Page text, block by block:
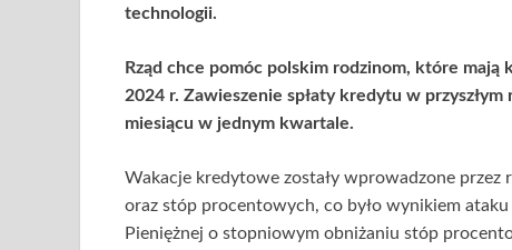
technologii.
Rząd chce pomóc polskim rodzinom, które
2024 r. Zawieszenie spłaty kredytu w
miesiącu w jednym kwartale.
Wakacje kredytowe zostały wprowadzone
oraz stóp procentowych, co było wynikiem
Pieniężnej o stopniowym obniżaniu stóp